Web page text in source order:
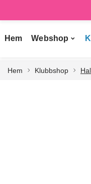
Hem Webshop
Hem Klubbshop